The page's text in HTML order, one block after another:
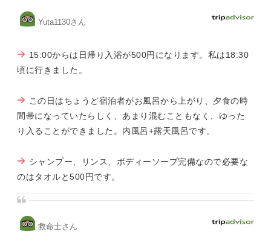
Yuta1130さん
15:00からは日帰り入浴が500円になります。私は18:30
頃に行きました。
この日はちょうど宿泊者がお風呂から上がり、夕食の時
間帯になっていたらしく、あまり混むこともなく、ゆった
り入ることができました。内風呂+露天風呂です。
シャンプー、リンス、ボディーソープ完備なので必要な
のはタオルと500円です。
救命士さん